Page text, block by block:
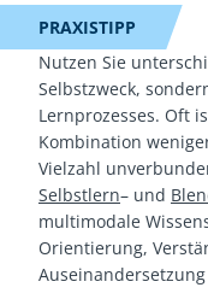
PRAXISTIPP
Nutzen Sie
Selbstzweck,
Lernprozesses. Oft
Kombination
Vielzahl
Selbstlern– und
multimodale
Orientierung,